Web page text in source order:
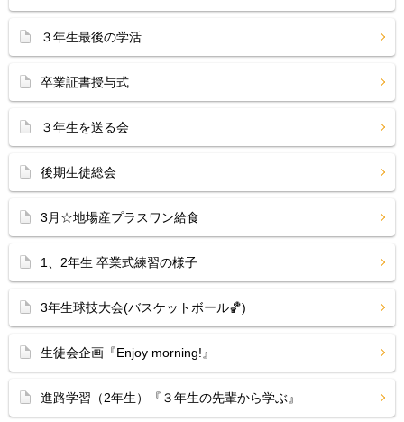
３年生最後の学活
卒業証書授与式
３年生を送る会
後期生徒総会
3月☆地場産プラスワン給食
1、2年生 卒業式練習の様子
3年生球技大会(バスケットボール🏀)
生徒会企画『Enjoy morning!』
進路学習（2年生）『３年生の先輩から学ぶ』